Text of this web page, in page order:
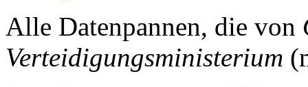
Alle Datenpannen, die von
Verteidigungsministerium